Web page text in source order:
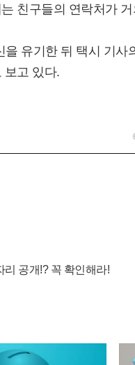
친구들의 연락처가
유기한 뒤 택시 기사
보고 있다.
공개!? 꼭 확인해라!